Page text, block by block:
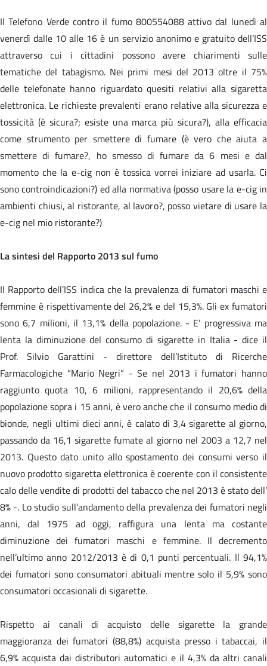
Il Telefono Verde contro il fumo 800554088 attivo dal lunedì al
venerdì dalle 10 alle 16 è un servizio anonimo e gratuito dell’ISS
attraverso cui i cittadini possono avere chiarimenti sulle
tematiche del tabagismo. Nei primi mesi del 2013 oltre il 75%
delle telefonate hanno riguardato quesiti relativi alla sigaretta
elettronica. Le richieste prevalenti erano relative alla sicurezza e
tossicità (è sicura?; esiste una marca più sicura?), alla efficacia
come strumento per smettere di fumare (è vero che aiuta a
smettere di fumare?, ho smesso di fumare da 6 mesi e dal
momento che la e-cig non è tossica vorrei iniziare ad usarla. Ci
sono controindicazioni?) ed alla normativa (posso usare la e-cig in
ambienti chiusi, al ristorante, al lavoro?, posso vietare di usare la
e-cig nel mio ristorante?)
La sintesi del Rapporto 2013 sul fumo
Il Rapporto dell’ISS indica che la prevalenza di fumatori maschi e
femmine è rispettivamente del 26,2% e del 15,3%. Gli ex fumatori
sono 6,7 milioni, il 13,1% della popolazione. - E’ progressiva ma
lenta la diminuzione del consumo di sigarette in Italia - dice il
Prof. Silvio Garattini - direttore dell’Istituto di Ricerche
Farmacologiche “Mario Negri” - Se nel 2013 i fumatori hanno
raggiunto quota 10, 6 milioni, rappresentando il 20,6% della
popolazione sopra i 15 anni, è vero anche che il consumo medio di
bionde, negli ultimi dieci anni, è calato di 3,4 sigarette al giorno,
passando da 16,1 sigarette fumate al giorno nel 2003 a 12,7 nel
2013. Questo dato unito allo spostamento dei consumi verso il
nuovo prodotto sigaretta elettronica è coerente con il consistente
calo delle vendite di prodotti del tabacco che nel 2013 è stato dell’
8% -. Lo studio sull’andamento della prevalenza dei fumatori negli
anni, dal 1975 ad oggi, raffigura una lenta ma costante
diminuzione dei fumatori maschi e femmine. Il decremento
nell’ultimo anno 2012/2013 è di 0,1 punti percentuali. Il 94,1%
dei fumatori sono consumatori abituali mentre solo il 5,9% sono
consumatori occasionali di sigarette.
Rispetto ai canali di acquisto delle sigarette la grande
maggioranza dei fumatori (88,8%) acquista presso i tabaccai, il
6,9% acquista dai distributori automatici e il 4,3% da altri canali